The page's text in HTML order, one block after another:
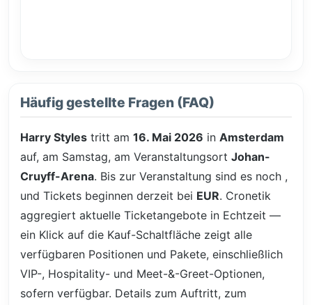
Häufig gestellte Fragen (FAQ)
Harry Styles tritt am 16. Mai 2026 in Amsterdam
auf, am Samstag, am Veranstaltungsort Johan-
Cruyff-Arena. Bis zur Veranstaltung sind es noch ,
und Tickets beginnen derzeit bei EUR. Cronetik
aggregiert aktuelle Ticketangebote in Echtzeit —
ein Klick auf die Kauf-Schaltfläche zeigt alle
verfügbaren Positionen und Pakete, einschließlich
VIP-, Hospitality- und Meet-&-Greet-Optionen,
sofern verfügbar. Details zum Auftritt, zum